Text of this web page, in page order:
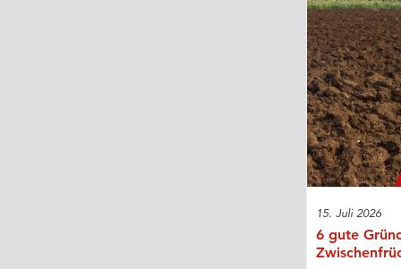
15. Juli 2026
6 gute